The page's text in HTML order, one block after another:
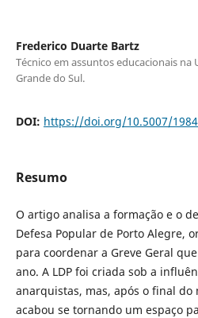
Frederico Duarte Bartz
Técnico em assuntos educacionais na
Grande do Sul.
DOI: https://doi.org/10.5007/
Resumo
O artigo analisa a formação e o
Defesa Popular de Porto Alegre,
para coordenar a Greve Geral
ano. A LDP foi criada sob a
anarquistas, mas, após o final do
acabou se tornando um espaço